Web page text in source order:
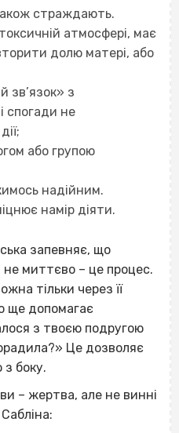
страждають.
атмосфері, має
долю матері, або
зв’язок» з
спогади не
або групою
надійним.
намір діяти.
запевняє, що
не миттєво – це процес.
тільки через її
ще допомагає
з твоєю подругою
Це дозволяє
боку.
– жертва, але не винні